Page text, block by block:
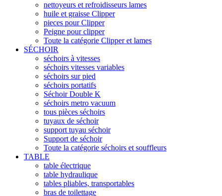
nettoyeurs et refroidisseurs lames
huile et graisse Clipper
pieces pour Clipper
Peigne pour clipper
Toute la catégorie Clipper et lames
SÉCHOIR
séchoirs à vitesses
séchoirs vitesses variables
séchoirs sur pied
séchoirs portatifs
Séchoir Double K
séchoirs metro vacuum
tous pièces séchoirs
tuyaux de séchoir
support tuyau séchoir
Support de séchoir
Toute la catégorie séchoirs et souffleurs
TABLE
table électrique
table hydraulique
tables pliables, transportables
bras de toilettage